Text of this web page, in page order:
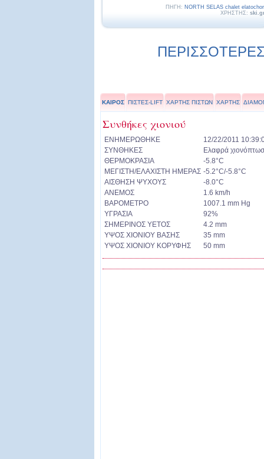
ΠΗΓΗ: NORTH SELAS chalet
ΧΡΗΣΤΗΣ:
ΠΕΡΙΣΣΟΤΕΡΕΣ
ΚΑΙΡΟΣ ΠΙΣΤΕΣ-LIFT ΧΑΡΤΗΣ ΠΙΣΤΩΝ ΧΑΡΤΗΣ
Συνθήκες χιονιού
ΕΝΗΜΕΡΩΘΗΚΕ
12/22/2011
ΣΥΝΘΗΚΕΣ
Ελαφρά
ΘΕΡΜΟΚΡΑΣΙΑ
-5.8°C
ΜΕΓΙΣΤΗ/ΕΛΑΧΙΣΤΗ ΗΜΕΡΑΣ -5.2°C/-5.8°C
ΑΙΣΘΗΣΗ ΨΥΧΟΥΣ
-8.0°C
ΑΝΕΜΟΣ
1.6 km/h
ΒΑΡΟΜΕΤΡΟ
1007.1 mm Hg
ΥΓΡΑΣΙΑ
92%
ΣΗΜΕΡΙΝΟΣ ΥΕΤΟΣ
4.2 mm
ΥΨΟΣ ΧΙΟΝΙΟΥ ΒΑΣΗΣ
35 mm
ΥΨΟΣ ΧΙΟΝΙΟΥ ΚΟΡΥΦΗΣ
50 mm